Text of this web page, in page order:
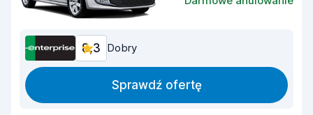
8,3 Dobry
Sprawdź ofertę